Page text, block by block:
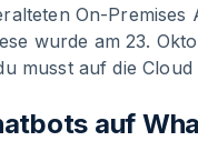
On-Premises
wurde am 23.
musst auf die Cloud
auf